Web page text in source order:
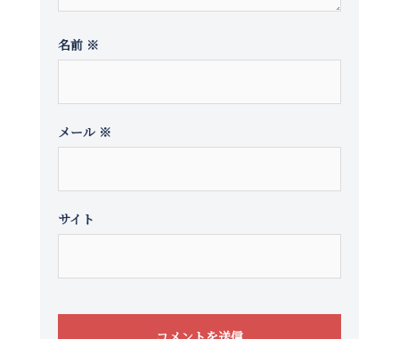
名前 ※
メール ※
サイト